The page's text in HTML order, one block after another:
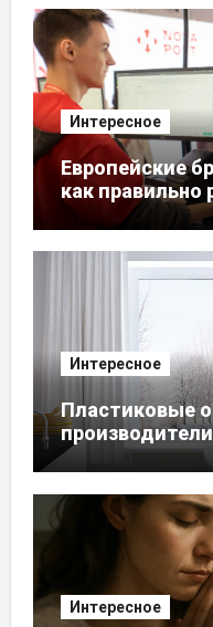
Интересное
Европейские
как правильно
из ЕС
Интересное
Пластиковые
выбором
Интересное